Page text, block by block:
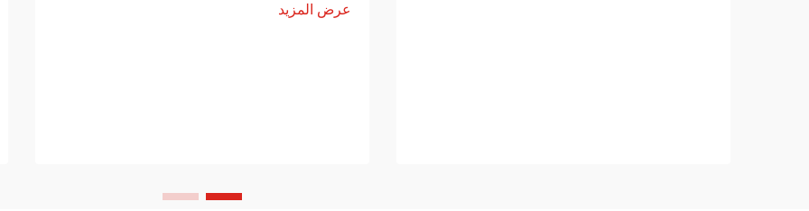
عرض المزيد